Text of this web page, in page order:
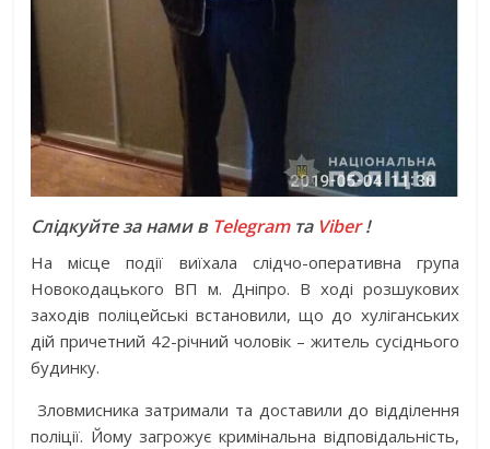
Слідкуйте за нами в Telegramта Viber!
На місце події виїхала слідчо-оперативна група
Новокодацького ВП м. Дніпро. В ході розшукових
заходів поліцейські встановили, що до хуліганських
дій причетний 42-річний чоловік – житель сусіднього
будинку.
Зловмисника затримали та доставили до відділення
поліції. Йому загрожує кримінальна відповідальність,